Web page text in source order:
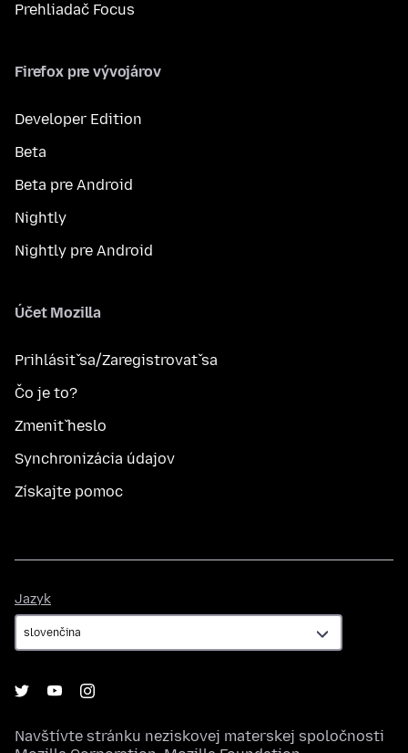
Prehliadač Focus
Firefox pre vývojárov
Developer Edition
Beta
Beta pre Android
Nightly
Nightly pre Android
Účet Mozilla
Prihlásiť sa/Zaregistrovať sa
Čo je to?
Zmeniť heslo
Synchronizácia údajov
Získajte pomoc
Jazyk
Navštívte stránku neziskovej materskej spoločnosti